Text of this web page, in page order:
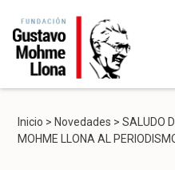
Inicio > Novedades >SALUDO
MOHME LLONA AL